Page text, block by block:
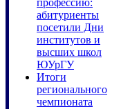
профессию:
абитуриенты
посетили Дни
институтов и
высших школ
ЮУрГУ
Итоги
регионального
чемпионата